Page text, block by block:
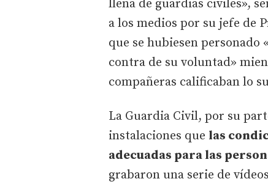
llena de guardias civiles»,
a los medios por su jefe de
que se hubiesen personado
contra de su voluntad»
compañeras calificaban lo
La Guardia Civil, por su
instalaciones que las
adecuadas para las
grabaron una serie de